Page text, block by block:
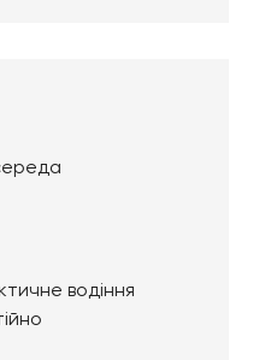
водіння